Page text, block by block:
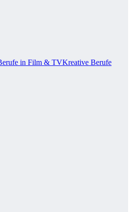
in Film & TVKreative Berufe